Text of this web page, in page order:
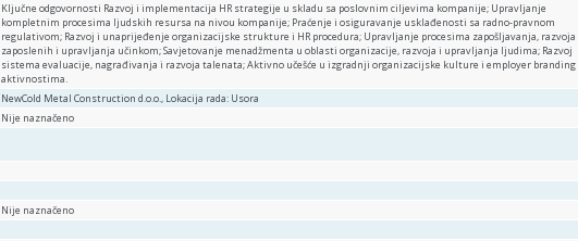
Ključne odgovornosti Razvoj i implementacija HR strategije u skladu sa poslovnim ciljevima kompanije; Upravljanje
kompletnim procesima ljudskih resursa na nivou kompanije; Praćenje i osiguravanje usklađenosti sa radno-pravnom
regulativom; Razvoj i unaprijeđenje organizacijske strukture i HR procedura; Upravljanje procesima zapošljavanja, razvoja
zaposlenih i upravljanja učinkom; Savjetovanje menadžmenta u oblasti organizacije, razvoja i upravljanja ljudima; Razvoj
sistema evaluacije, nagrađivanja i razvoja talenata; Aktivno učešće u izgradnji organizacijske kulture i employer branding
aktivnostima.
NewCold Metal Construction d.o.o., Lokacija rada: Usora
Nije naznačeno
Nije naznačeno